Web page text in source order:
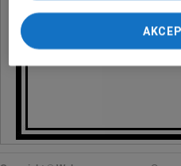
chwili zmienić swoje
ponownie wywołując
odnośnik „Ustawienia
przechodząc do sekcji
Zmiana ustawień plików